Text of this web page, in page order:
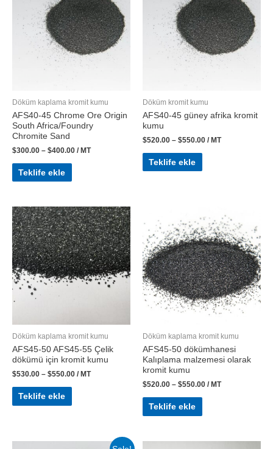
Döküm kaplama kromit kumu
AFS40-45 Chrome Ore Origin
South Africa/Foundry
Chromite Sand
$300.00 – $400.00 / MT
Teklife ekle
Döküm kromit kumu
AFS40-45 güney afrika kromit
kumu
$520.00 – $550.00 / MT
Teklife ekle
Döküm kaplama kromit kumu
AFS45-50 AFS45-55 Çelik
dökümü için kromit kumu
$530.00 – $550.00 / MT
Teklife ekle
Döküm kaplama kromit kumu
AFS45-50 dökümhanesi
Kalıplama malzemesi olarak
kromit kumu
$520.00 – $550.00 / MT
Teklife ekle